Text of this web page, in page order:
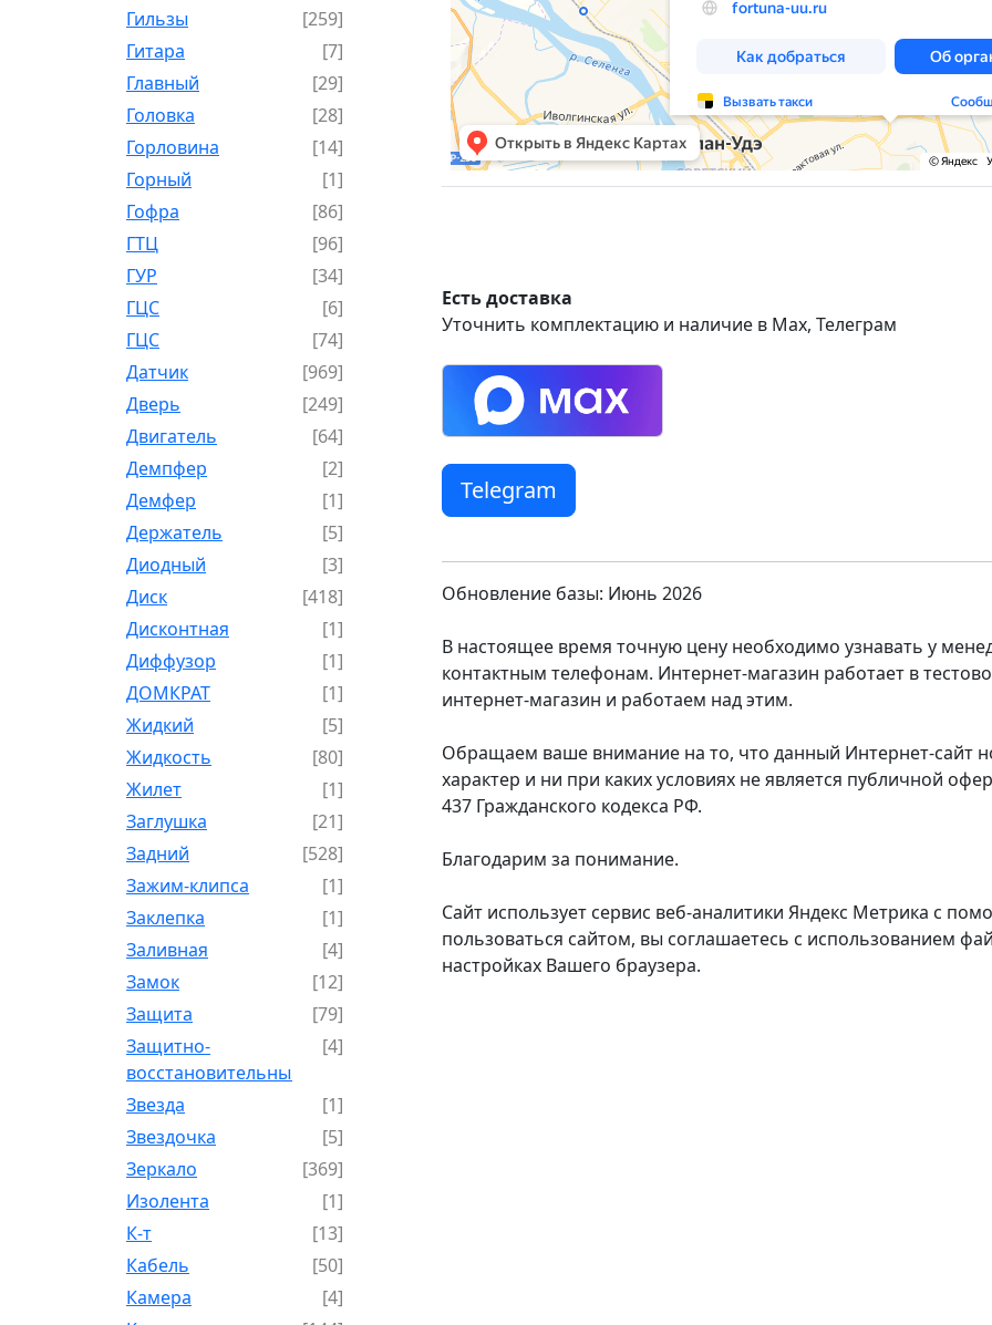
Гильзы
[259]
Гитара
[7]
Главный
[29]
Головка
[28]
Горловина
[14]
Горный
[1]
Гофра
[86]
ГТЦ
[96]
ГУР
[34]
ГЦC
[6]
ГЦС
[74]
Датчик
[969]
Дверь
[249]
Двигатель
[64]
Демпфер
[2]
Демфер
[1]
Держатель
[5]
Диодный
[3]
Диск
[418]
Дисконтная
[1]
Диффузор
[1]
ДОМКРАТ
[1]
Жидкий
[5]
Жидкость
[80]
Жилет
[1]
Заглушка
[21]
Задний
[528]
Зажим-клипса
[1]
Заклепка
[1]
Заливная
[4]
Замок
[12]
Защита
[79]
Защитно-
восстановительный
[4]
Звезда
[1]
Звездочка
[5]
Зеркало
[369]
Изолента
[1]
К-т
[13]
Кабель
[50]
Камера
[4]
Есть доставка
Уточнить комплектацию и наличие в Max, Телеграм
Telegram
Обновление базы: Июнь 2026
В настоящее время точную цену необходимо узнавать у
контактным телефонам. Интернет-магазин работает в
интернет-магазин и работаем над этим.
Обращаем ваше внимание на то, что данный Интернет-сайт
характер и ни при каких условиях не является публичной
437 Гражданского кодекса РФ.
Благодарим за понимание.
Сайт использует сервис веб-аналитики Яндекс Метрика с
пользоваться сайтом, вы соглашаетесь с использованием
настройках Вашего браузера.